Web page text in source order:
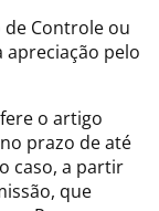
de Controle ou
apreciação pelo
o artigo
prazo de até
caso, a partir
que